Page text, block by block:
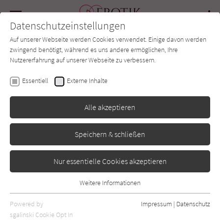
SUCHE Forum Charts Newsletter
Greta Milán
Cruel Noblesse - Vision
der Schatten
Erscheint vsl.: September 2026
Datenschutzeinstellungen
Auf unserer Webseite werden Cookies verwendet. Einige davon werden
zwingend benötigt, während es uns andere ermöglichen, Ihre
Nutzererfahrung auf unserer Webseite zu verbessern.
Essentiell Externe Inhalte
Alle akzeptieren
Speichern & schließen
Nur essentielle Cookies akzeptieren
Essentielle Cookies werden für grundlegende Funktionen der
Webseite benötigt. Dadurch ist gewährleistet, dass die Webseite
Weitere Informationen
Powered by
sgalinski Cookie Opt In
Impressum | Datenschutz